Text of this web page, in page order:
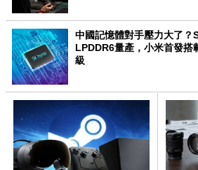
中國記憶體對手壓力大了？
LPDDR6量產，小米首發搭
級